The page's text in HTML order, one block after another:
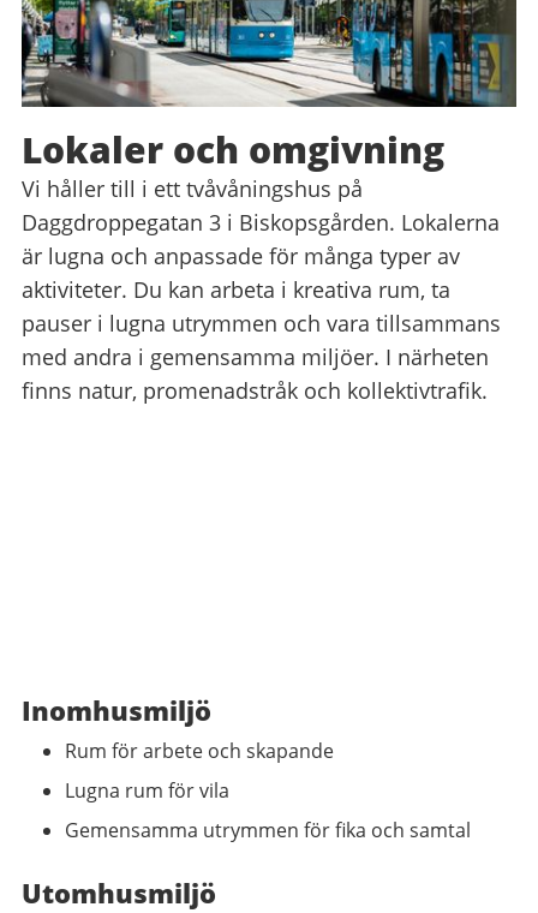
Lokaler och omgivning
Vi håller till i ett tvåvåningshus på
Daggdroppegatan 3 i Biskopsgården. Lokalerna
är lugna och anpassade för många typer av
aktiviteter. Du kan arbeta i kreativa rum, ta
pauser i lugna utrymmen och vara tillsammans
med andra i gemensamma miljöer. I närheten
finns natur, promenadstråk och kollektivtrafik.
Inomhusmiljö
Rum för arbete och skapande
Lugna rum för vila
Gemensamma utrymmen för fika och samtal
Utomhusmiljö